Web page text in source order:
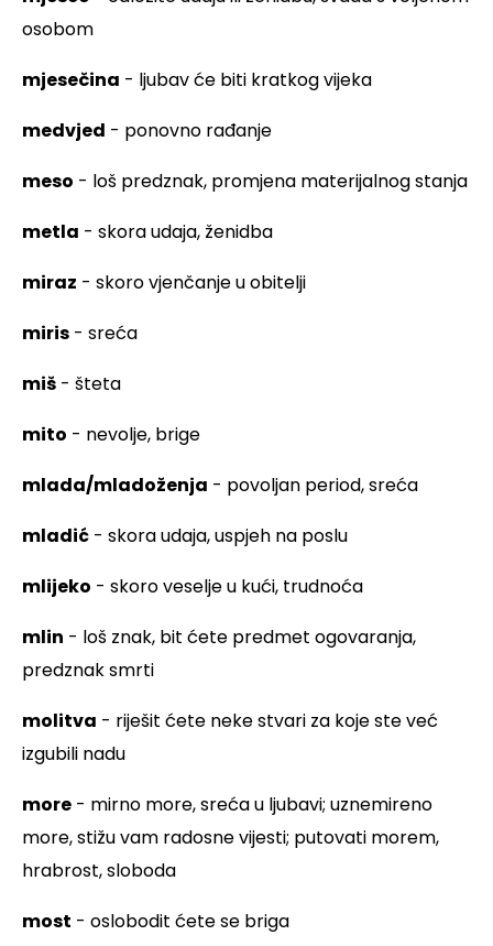
osobom
mjesečina - ljubav će biti kratkog vijeka
medvjed - ponovno rađanje
meso - loš predznak, promjena materijalnog stanja
metla - skora udaja, ženidba
miraz - skoro vjenčanje u obitelji
miris - sreća
miš - šteta
mito - nevolje, brige
mlada/mladoženja - povoljan period, sreća
mladić - skora udaja, uspjeh na poslu
mlijeko - skoro veselje u kući, trudnoća
mlin - loš znak, bit ćete predmet ogovaranja,
predznak smrti
molitva - riješit ćete neke stvari za koje ste već
izgubili nadu
more - mirno more, sreća u ljubavi; uznemireno
more, stižu vam radosne vijesti; putovati morem,
hrabrost, sloboda
most - oslobodit ćete se briga